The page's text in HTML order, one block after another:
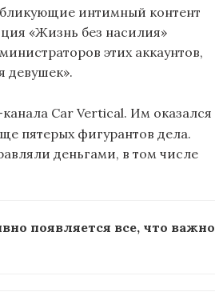
интимный контент
«Жизнь без насилия»
этих аккаунтов,
девушек».
Car Vertical. Им оказался
пятерых фигурантов дела.
деньгами, в том числе
появляется все, что важно